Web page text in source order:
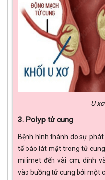
U
3. Polyp tử cung
Bệnh hình thành do sự
tế bào lát mặt trong tử
milimet đến vài cm, dính
vào buồng tử cung bởi một